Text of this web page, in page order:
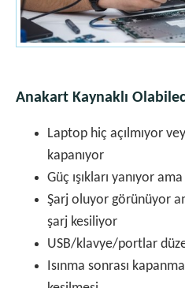
Anakart Kaynaklı
Laptop hiç açılmıyor
kapanıyor
Güç ışıkları yanıyor
Şarj oluyor görünüyor
şarj kesiliyor
USB/klavye/portlar
Isınma sonrası